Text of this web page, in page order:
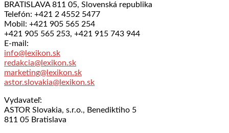
BRATISLAVA 811 05, Slovenská republika
Telefón: +421 2 4552 5477
Mobil: +421 905 565 254
+421 905 565 253, +421 915 743 944
E-mail:
info@lexikon.sk
redakcia@lexikon.sk
marketing@lexikon.sk
astor.slovakia@lexikon.sk
Vydavateľ:
ASTOR Slovakia, s.r.o., Benediktiho 5
811 05 Bratislava